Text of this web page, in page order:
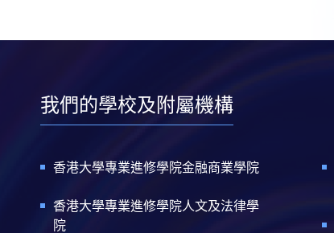
我們的學校及附屬機構
香港大學專業進修學院金融商業學院
香港大學專業進修學院人文及法律學
院